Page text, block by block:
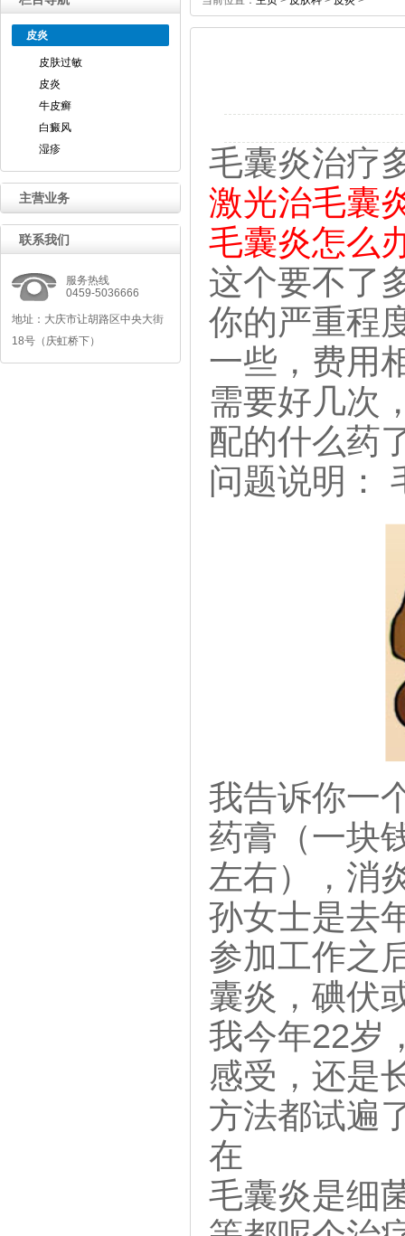
皮炎
皮肤过敏
皮炎
牛皮癣
白癜风
湿疹
主营业务
联系我们
服务热线
0459-5036666
地址：大庆市让胡路区中央大街
18号（庆虹桥下）
毛囊炎治疗
激光治毛囊
毛囊炎怎么
这个要不了
你的严重程
一些，费用
需要好几次
配的什么药
问题说明：
我告诉你一
药膏（一块
左右），消
孙女士是去
参加工作之
囊炎，碘伏
我今年22岁
感受，还是
方法都试遍
在
毛囊炎是细